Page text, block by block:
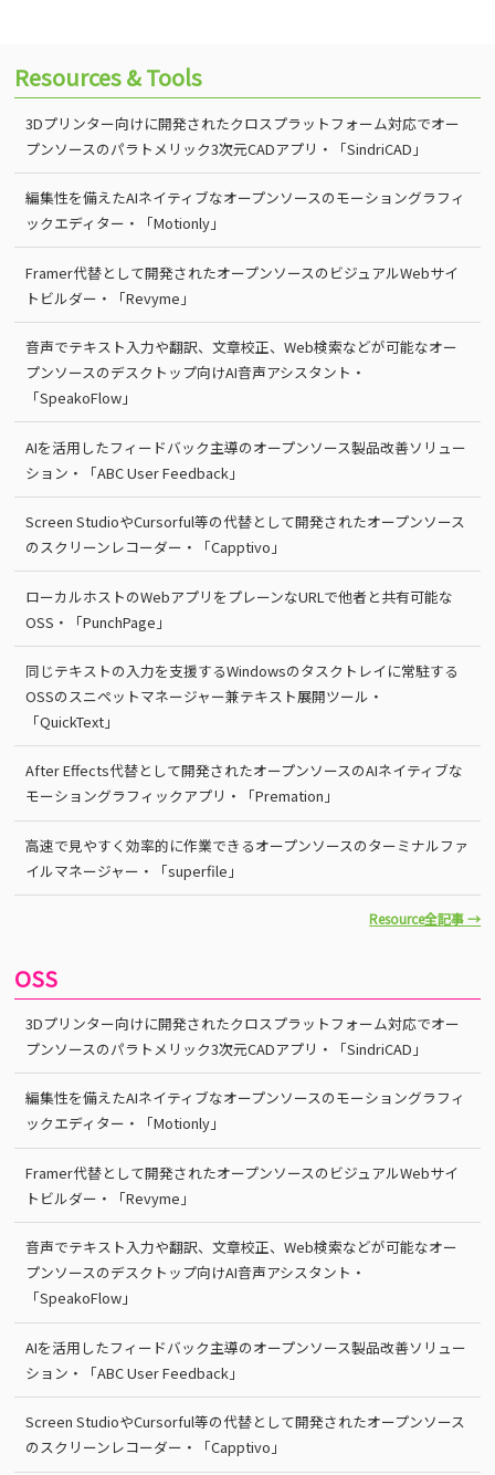
Resources & Tools
3Dプリンター向けに開発されたクロスプラットフォーム対応でオー
プンソースのパラトメリック3次元CADアプリ・「SindriCAD」
編集性を備えたAIネイティブなオープンソースのモーショングラフィ
ックエディター・「Motionly」
Framer代替として開発されたオープンソースのビジュアルWebサイ
トビルダー・「Revyme」
音声でテキスト入力や翻訳、文章校正、Web検索などが可能なオー
プンソースのデスクトップ向けAI音声アシスタント・
「SpeakoFlow」
AIを活用したフィードバック主導のオープンソース製品改善ソリュー
ション・「ABC User Feedback」
Screen StudioやCursorful等の代替として開発されたオープンソース
のスクリーンレコーダー・「Capptivo」
ローカルホストのWebアプリをプレーンなURLで他者と共有可能な
OSS・「PunchPage」
同じテキストの入力を支援するWindowsのタスクトレイに常駐する
OSSのスニペットマネージャー兼テキスト展開ツール・
「QuickText」
After Effects代替として開発されたオープンソースのAIネイティブな
モーショングラフィックアプリ・「Premation」
高速で見やすく効率的に作業できるオープンソースのターミナルファ
イルマネージャー・「superfile」
Resource全記事 →
OSS
3Dプリンター向けに開発されたクロスプラットフォーム対応でオー
プンソースのパラトメリック3次元CADアプリ・「SindriCAD」
編集性を備えたAIネイティブなオープンソースのモーショングラフィ
ックエディター・「Motionly」
Framer代替として開発されたオープンソースのビジュアルWebサイ
トビルダー・「Revyme」
音声でテキスト入力や翻訳、文章校正、Web検索などが可能なオー
プンソースのデスクトップ向けAI音声アシスタント・
「SpeakoFlow」
AIを活用したフィードバック主導のオープンソース製品改善ソリュー
ション・「ABC User Feedback」
Screen StudioやCursorful等の代替として開発されたオープンソース
のスクリーンレコーダー・「Capptivo」